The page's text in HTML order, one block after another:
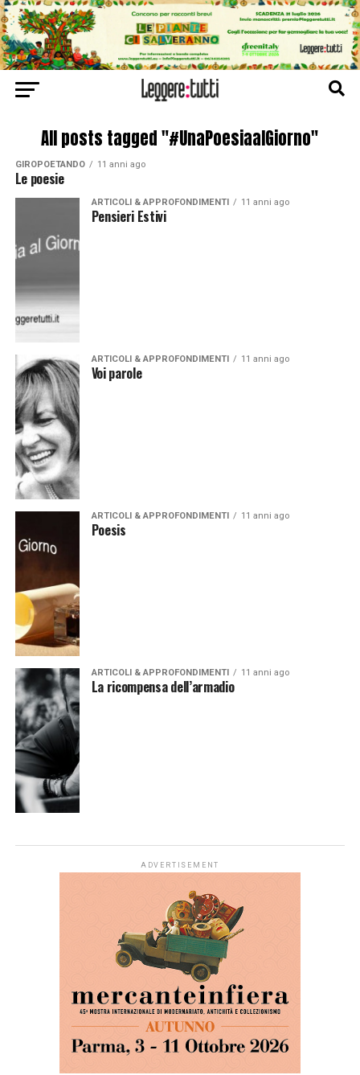
All posts tagged "#UnaPoesiaalGiorno"
GIROPOETANDO 11 anni ago
Le poesie
ARTICOLI & APPROFONDIMENTI 11 anni ago
Pensieri Estivi
ARTICOLI & APPROFONDIMENTI 11 anni ago
Voi parole
ARTICOLI & APPROFONDIMENTI 11 anni ago
Poesis
ARTICOLI & APPROFONDIMENTI 11 anni ago
La ricompensa dell’armadio
ADVERTISEMENT